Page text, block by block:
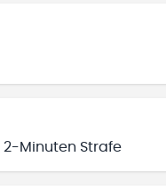
2-Minuten Strafe